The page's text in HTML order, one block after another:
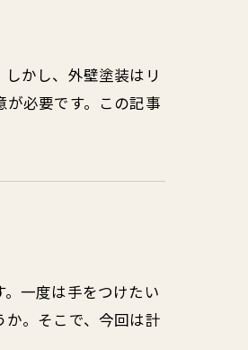
かし、外壁塗装はリ
必要です。この記事
一度は手をつけたい
。そこで、今回は計